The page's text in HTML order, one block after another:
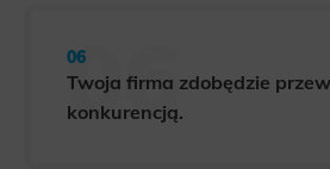
Twoja firma zdobędzie
konkurencją.